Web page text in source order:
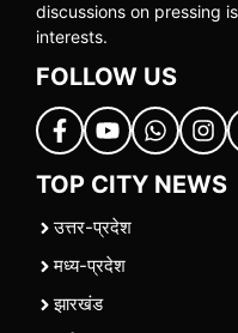
discussions on pressing
interests.
FOLLOW US
TOP CITY NEWS
उत्तर-प्रदेश
मध्य-प्रदेश
झारखंड